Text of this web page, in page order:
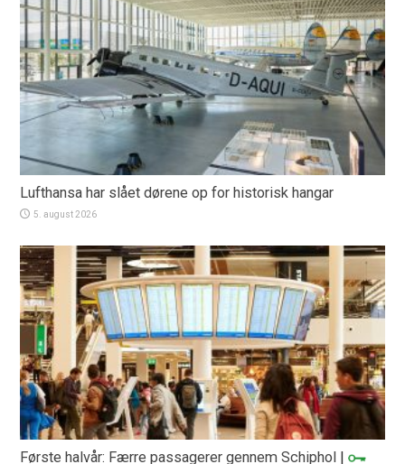
Lufthansa har slået dørene op for historisk hangar
5. august 2026
Første halvår: Færre passagerer gennem Schiphol |